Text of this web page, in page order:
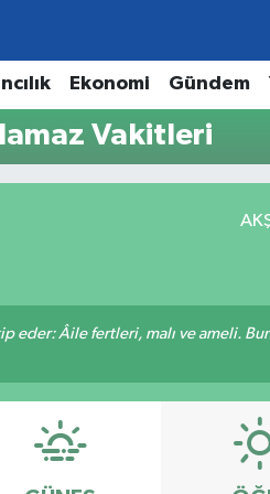
Ekonomi Gündem
Vakitleri
eder: Âile fertleri, malı ve ameli.